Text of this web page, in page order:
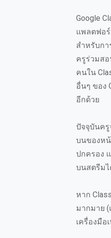
Google
แพลตฟอ
สำหรับกา
ครูร่วมส
คนใน
อื่นๆ ของ
อีกด้วย
ปัจจุบันครู
บนของหน้
ปกครอง
บนสตรีมไ
หาก
มากมาย (
เครื่องมือ